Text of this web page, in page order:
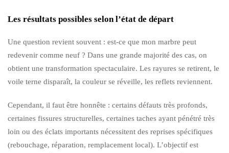
Les résultats possibles selon l’état de départ
Une question revient souvent : est-ce que mon marbre peut
redevenir comme neuf ? Dans une grande majorité des cas, on
obtient une transformation spectaculaire. Les rayures se retirent, le
voile terne disparaît, la couleur se réveille, les reflets reviennent.
Cependant, il faut être honnête : certains défauts très profonds,
certaines fissures structurelles, certaines taches ayant pénétré très
loin ou des éclats importants nécessitent des reprises spécifiques
(rebouchage, réparation, remplacement local). L’objectif est